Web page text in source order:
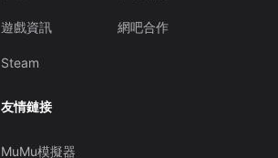
遊戲資訊
Steam
網吧合作
友情鏈接
MuMu模擬器